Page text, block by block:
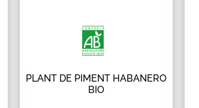
PLANT DE PIMENT HABANERO
BIO